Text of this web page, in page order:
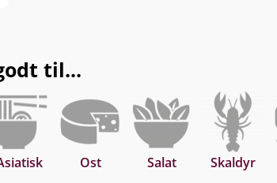
til...
Ost Salat Skaldyr